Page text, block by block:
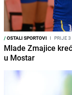
/OSTALI SPORTOVI I PRIJE
Mlade Zmajice
u Mostar